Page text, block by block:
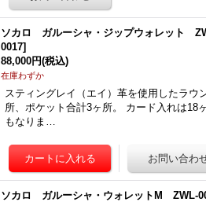
ソカロ ガルーシャ・ジップウォレット
0017]
88,000円(税込)
在庫わずか
スティングレイ（エイ）革を使用したラウ
所、ポケット合計3ヶ所。 カード入れは18
もなりま…
ソカロ ガルーシャ・ウォレットM